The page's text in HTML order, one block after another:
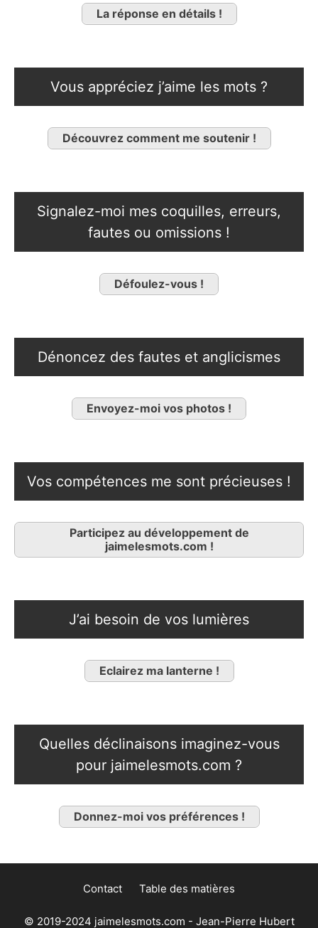
La réponse en détails !
Vous appréciez j’aime les mots ?
Découvrez comment me soutenir !
Signalez-moi mes coquilles, erreurs,
fautes ou omissions !
Défoulez-vous !
Dénoncez des fautes et anglicismes
Envoyez-moi vos photos !
Vos compétences me sont précieuses !
Participez au développement de
jaimelesmots.com !
J’ai besoin de vos lumières
Eclairez ma lanterne !
Quelles déclinaisons imaginez-vous
pour jaimelesmots.com ?
Donnez-moi vos préférences !
Contact Table des matières
© 2019-2024 jaimelesmots.com - Jean-Pierre Hubert